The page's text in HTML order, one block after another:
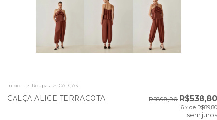
Início > Roupas > CALÇAS
CALÇA ALICE TERRACOTA R$898,00 R$538,80
6 x de R$89,80
sem juros